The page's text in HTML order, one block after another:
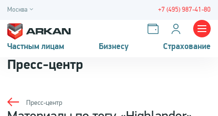
Москва +7 (495) 987-41-80
Частным лицам Бизнесу Страхование
Пресс-центр
Пресс-центр